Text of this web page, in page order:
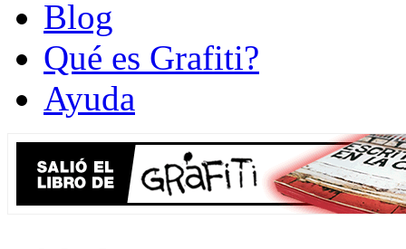
Blog
Qué es Grafiti?
Ayuda